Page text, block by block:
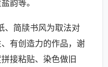
韵等。
简牍书风为取法对
有创造力的作品，谢
接粘贴、染色做旧